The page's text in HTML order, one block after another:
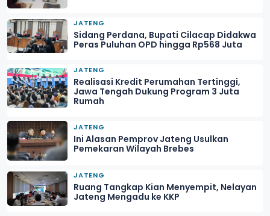
JATENG
Sidang Perdana, Bupati Cilacap Didakwa
Peras Puluhan OPD hingga Rp568 Juta
JATENG
Realisasi Kredit Perumahan Tertinggi,
Jawa Tengah Dukung Program 3 Juta
Rumah
JATENG
Ini Alasan Pemprov Jateng Usulkan
Pemekaran Wilayah Brebes
JATENG
Ruang Tangkap Kian Menyempit, Nelayan
Jateng Mengadu ke KKP